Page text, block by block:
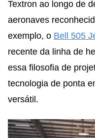
Textron ao longo de
aeronaves
exemplo, o Bell 505
recente da linha de
essa filosofia de
tecnologia de ponta
versátil.